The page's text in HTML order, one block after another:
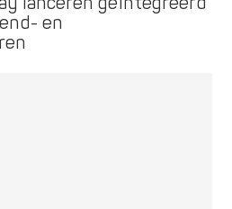
en